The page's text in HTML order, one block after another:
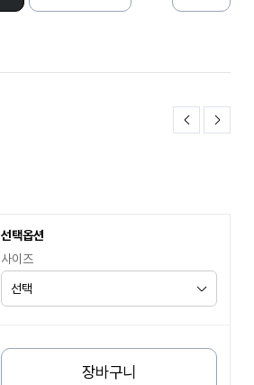
선택옵션
사이즈
장바구니